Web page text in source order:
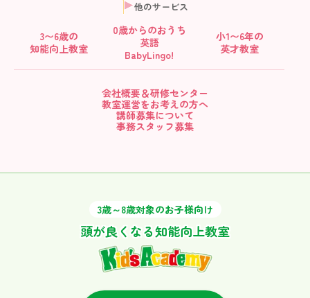
他のサービス
3〜6歳の
知能向上教室
0歳からのおうち
英語
BabyLingo!
小1〜6年の
英才教室
会社概要＆研修センター
教室運営をお考えの方へ
講師募集について
事務スタッフ募集
3歳～8歳対象のお子様向け
頭が良くなる知能向上教室